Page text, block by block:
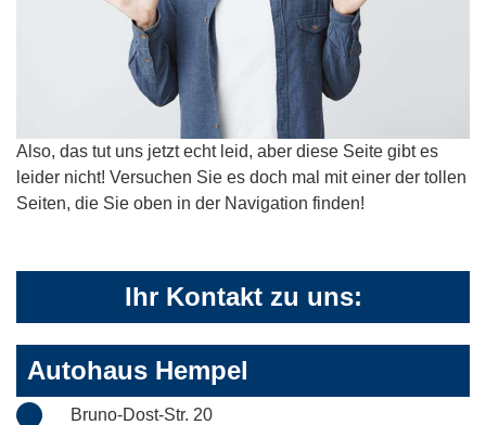
Also, das tut uns jetzt echt leid, aber diese Seite gibt es
leider nicht! Versuchen Sie es doch mal mit einer der tollen
Seiten, die Sie oben in der Navigation finden!
Ihr Kontakt zu uns:
Autohaus Hempel
Bruno-Dost-Str. 20